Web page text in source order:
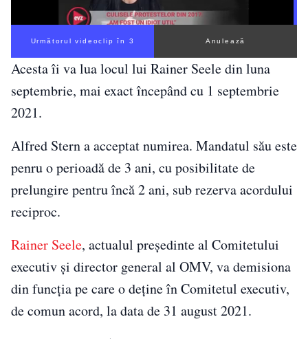
Următorul videoclip în 2 Anulează
Acesta îi va lua locul lui Rainer Seele din luna
septembrie, mai exact începând cu 1 septembrie
2021.
Alfred Stern a acceptat numirea. Mandatul său este
penru o perioadă de 3 ani, cu posibilitate de
prelungire pentru încă 2 ani, sub rezerva acordului
reciproc.
Rainer Seele, actualul preşedinte al Comitetului
executiv şi director general al OMV, va demisiona
din funcţia pe care o deţine în Comitetul executiv,
de comun acord, la data de 31 august 2021.